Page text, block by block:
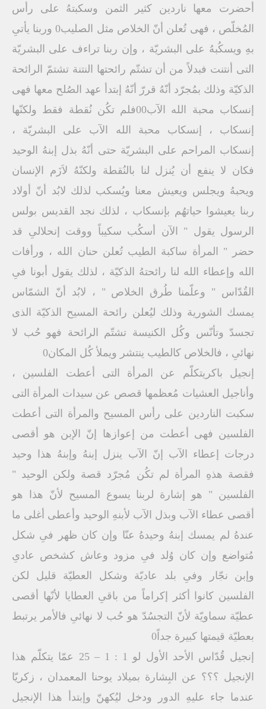
أحضرت معها ناردين كثير الثمن وسكبتهُ على رأس
المُخلّص ، فهى تُعلن أنّ الخلاص مثل الصليب0 وربنا يأتىِ
بهِ ويسكُبهُ على البشريّة ، وإن ربنا تراءف على البشريّة
التى أنتنت فبدلاً من أن تشتّم رائحتها النتنة تشتمّ الرائحة
الذكيّة وذلك بمُجرّد أنّهُ قررّ أنّهُ إبتدأ عهد الصُلح معها فهى
إنسكاب محبة الله الآب00فلم تكُن نُقطة فقط ولكنّها
إنسكاب ، إنسكاب محبة الله الآب على البشريّة ،
إنسكاب المراحم على البشريّة حتى أنّهُ بذل إبنهُ الوحيد
فكان لا ينفع أن يُنزل لنا بالنُقطة ولكنّهُ لاَزَم الإنسان
ويحبهُ ويجلس ويعيش معنا ويُسكب لذلك لابُد أنّ أولاد
ربنا يعيشوا حياتهُم بإنسكاب ، لذلك نجد القديس بولس
الرسول يقول " الآن أسكُب سكيباً ووقت إنحلالىِ قد
حضر " المرأة ساكبة الطيب تُعلن حنان الله ، ورأفات
الله وإعطاء الله لنا رائحتهُ الذكيّة ، لذلك يقول أبونا فىِ
القُدّاس " وعلّمنا طُرق الخلاص " ، لابُد أنّ الشمّاس
يمسك الشورية وذلك ليُعلن رائحة المسيح الذكيّة الذى
تجسدّ وتأنّس وكُل الكنيسة تشتّم الرائحة فهو حُب لا
نهائىِ ، فالخلاص كالطيب ينتشر ويملأ كُل المكان0
إنجيل باكريتكلّم عن المرأة التى أعطت الفلسين ،
وأناجيل العشيات مُعظمها قصص عن سيدات المرأة التى
سكبت الناردين على رأس المسيح والمرأة التى أعطت
الفلسين فهى أعطت من إعوازها إنّ الإبن هو أقصى
درجات إعطاء الآب إنّ الآب ينزل إبنهُ وإبنهُ هذا وحيد
فقصة هذهِ المرأة لم تكُن مُجرّد قصة ولكن الوحيد "
الفلسين " هو إشارة لربنا يسوع المسيح لأنّ هذا هو
أقصى عطاء الآب وبذل الآب لأبنهِ الوحيد وأعطى أغلى ما
عندهُ لم يمسك إبنهُ وحيدهُ عنّا وإن كان ظهر فىِ شكل
مُتواضع وإن كان وُلد فىِ مزود وعاش كشخص عادىِ
وإبن نجّار وفىِ بلد عاديّة وشكل العطيّة قليل لكن
الفلسين كانوا أكثر إكراماً من باقىِ العطايا لأنّها أقصى
عطيّة سماويّة لأنّ التجسُدّ هو حُب لا نهائىِ فالأمر يرتبط
بعطيّة قيمتها كبيرة جداً0
إنجيل قُدّاس الأحد الأول لو 1 : 1 – 25 عمّا يتكلّم هذا
الإنجيل ؟؟؟ عن البِشارة بميلاد يوحنا المعمدان ، زكريّا
عندما جاء عليهِ الدور ودخل ليُكهنّ وإبتدأ هذا الإنجيل